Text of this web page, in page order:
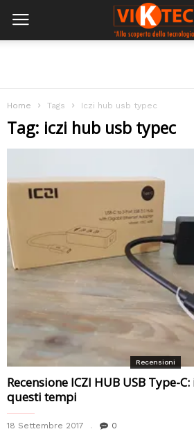
Home Tags Iczi hub usb typec
Tag: iczi hub usb typec
Recensioni
Recensione ICZI HUB USB Type-
questi tempi
18 Settembre 2017 0